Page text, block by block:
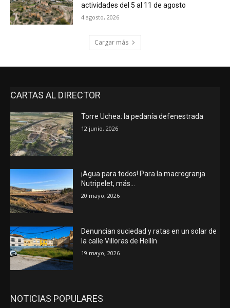
actividades del 5 al 11 de agosto
4 agosto, 2026
Cargar más
CARTAS AL DIRECTOR
Torre Uchea: la pedanía defenestrada
12 junio, 2026
¡Agua para todos! Para la macrogranja
Nutripelet, más…
20 mayo, 2026
Denuncian suciedad y ratas en un solar de
la calle Villoras de Hellín
19 mayo, 2026
NOTICIAS POPULARES